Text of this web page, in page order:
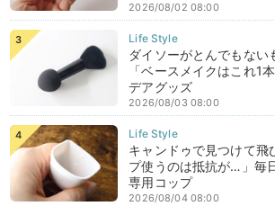
2026/08/02 08:00
ダイソーがとんでもない
「ベースメイクはこれ1
デアグッズ
2026/08/03 08:00
キャンドゥで見つけて飛
プ使うのは抵抗が…」毎
専用コップ
2026/08/04 08:00